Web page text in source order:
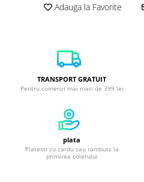
Adauga la Favorite
TRANSPORT GRATUIT
Pentru comenzi mai mari de 399 lei
plata
Platesti cu cardu sau ramburs la
primirea coletului